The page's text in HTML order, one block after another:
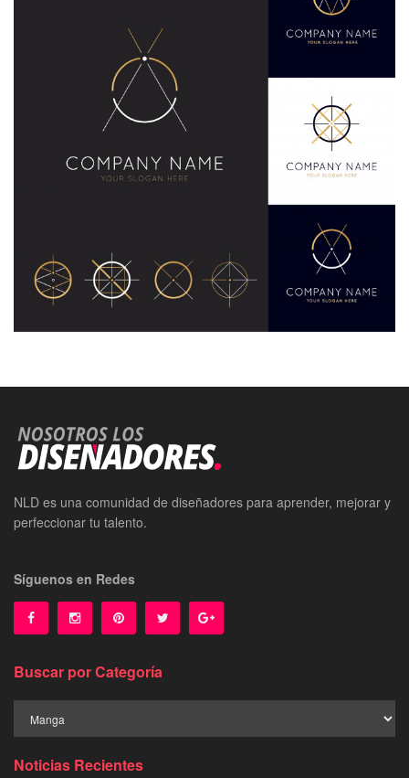
NLD es una comunidad de diseñadores para aprender, mejorar y
perfeccionar tu talento.
Síguenos en Redes
Buscar por Categoría
por
Noticias Recientes